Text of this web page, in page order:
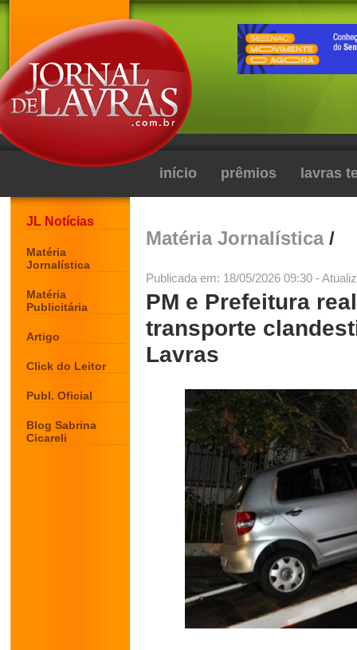
início prêmios lavras
JL Notícias
Matéria
Jornalística
Matéria
Publicitária
Artigo
Click do Leitor
Publ. Oficial
Blog Sabrina
Cicareli
Matéria Jornalística/
Publicada em: 18/05/2026 09:30 -
PM e Prefeitura
transporte
Lavras